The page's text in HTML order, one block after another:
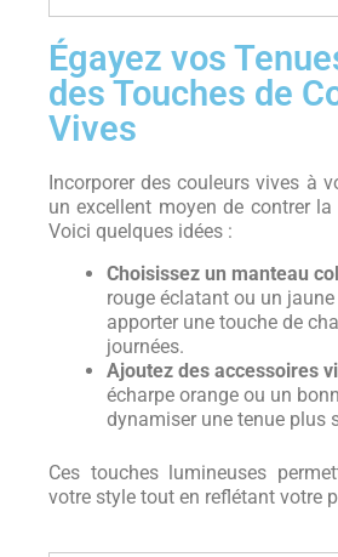
Égayez vos
des Touches de
Vives
Incorporer des couleurs vives à
un excellent moyen de contrer
Voici quelques idées :
Choisissez un manteau
rouge éclatant ou un
apporter une touche de
journées.
Ajoutez des accessoires
écharpe orange ou un
dynamiser une tenue plus
Ces touches lumineuses
votre style tout en reflétant votre